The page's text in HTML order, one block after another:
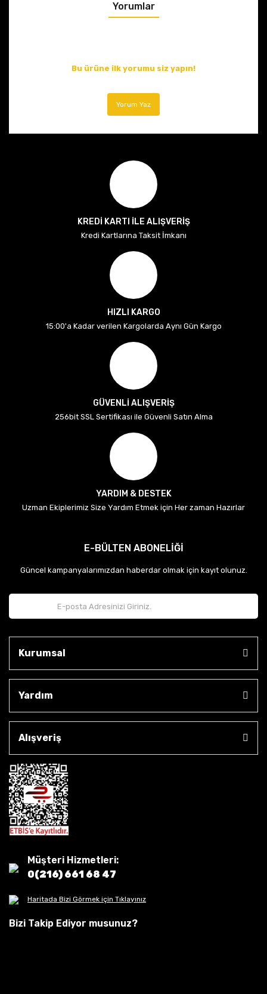
Yorumlar
Bu ürüne ilk yorumu siz yapın!
Yorum Yaz
KREDİ KARTI İLE ALIŞVERİŞ
Kredi Kartlarına Taksit İmkanı
HIZLI KARGO
15:00'a Kadar verilen Kargolarda Aynı Gün Kargo
GÜVENLİ ALIŞVERİŞ
256bit SSL Sertifikası ile Güvenli Satın Alma
YARDIM & DESTEK
Uzman Ekiplerimiz Size Yardım Etmek için Her zaman Hazırlar
E-BÜLTEN ABONELİĞİ
Güncel kampanyalarımızdan haberdar olmak için kayıt olunuz.
Kurumsal
Yardım
Alışveriş
Müşteri Hizmetleri:
0(216) 661 68 47
Haritada Bizi Görmek için Tıklayınız
Bizi Takip Ediyor musunuz?